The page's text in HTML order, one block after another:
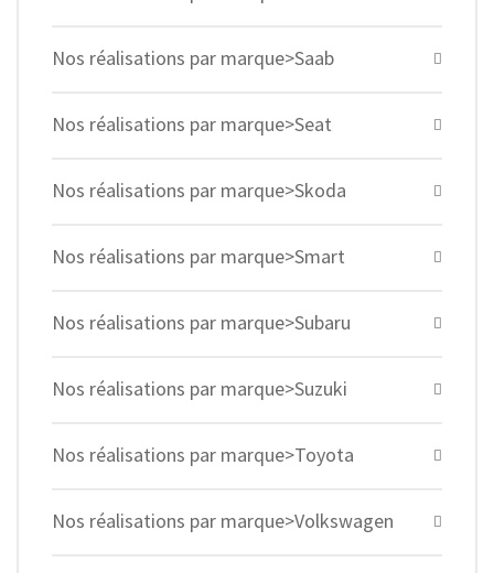
Nos réalisations par marque>Saab
Nos réalisations par marque>Seat
Nos réalisations par marque>Skoda
Nos réalisations par marque>Smart
Nos réalisations par marque>Subaru
Nos réalisations par marque>Suzuki
Nos réalisations par marque>Toyota
Nos réalisations par marque>Volkswagen